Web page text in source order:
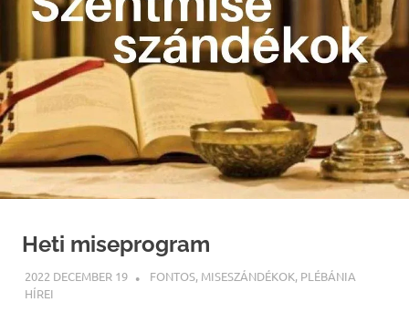
Heti miseprogram
2022 DECEMBER 19 ILLYÉS GELLÉRT
FONTOS, MISESZÁNDÉKOK, PLÉBÁNIA
HÍREI